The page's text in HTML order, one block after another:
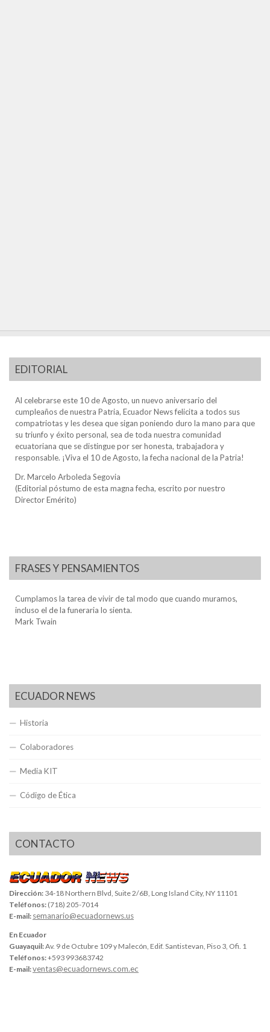
EDITORIAL
Al celebrarse este 10 de Agosto, un nuevo aniversario del
cumpleaños de nuestra Patria, Ecuador News felicita a todos sus
compatriotas y les desea que sigan poniendo duro la mano para que
su triunfo y éxito personal, sea de toda nuestra comunidad
ecuatoriana que se distingue por ser honesta, trabajadora y
responsable. ¡Viva el 10 de Agosto, la fecha nacional de la Patria!
Dr. Marcelo Arboleda Segovia
(Editorial póstumo de esta magna fecha, escrito por nuestro
Director Emérito)
FRASES Y PENSAMIENTOS
Cumplamos la tarea de vivir de tal modo que cuando muramos,
incluso el de la funeraria lo sienta.
Mark Twain
ECUADOR NEWS
Historia
Colaboradores
Media KIT
Código de Ética
CONTACTO
Dirección: 34-18 Northern Blvd, Suite 2/6B, Long Island City, NY 11101
Teléfonos: (718) 205-7014
E-mail: semanario@ecuadornews.us
En Ecuador
Guayaquil:Av. 9 de Octubre 109 y Malecón, Edif. Santistevan, Piso 3, Ofi. 1
Teléfonos:+593 993683742
E-mail:ventas@ecuadornews.com.ec